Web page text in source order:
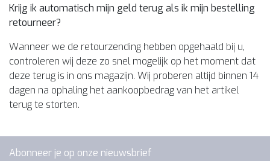
Krijg ik automatisch mijn geld terug als ik mijn bestelling
retourneer?
Wanneer we de retourzending hebben opgehaald bij u,
controleren wij deze zo snel mogelijk op het moment dat
deze terug is in ons magazijn. Wij proberen altijd binnen 14
dagen na ophaling het aankoopbedrag van het artikel
terug te storten.
Abonneer je op onze nieuwsbrief